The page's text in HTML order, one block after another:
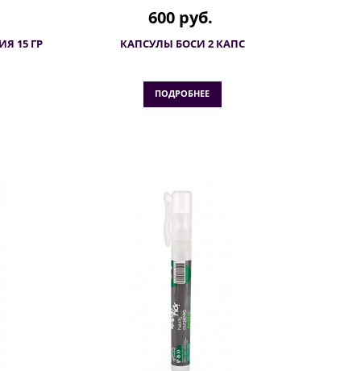
15 ГР
600 руб.
КАПСУЛЫ БОСИ 2 КАПС
ПОДРОБНЕЕ